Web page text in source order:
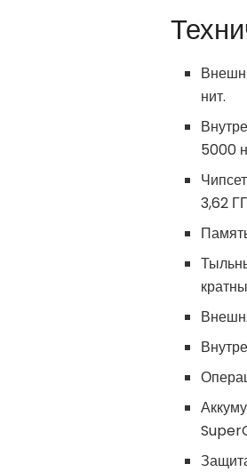
нит.
5000
3,62